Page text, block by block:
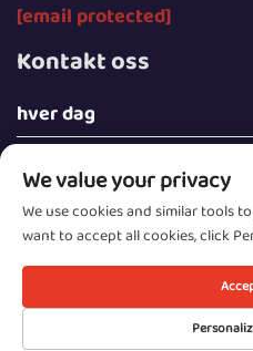
[email protected]
Kontakt oss
hver dag
Opphavsrett © 2025 av
We value your privacy
We use cookies and similar tools
want to accept all cookies, click